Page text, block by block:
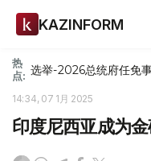
KAZINFORM
热
点: 选举-2026总统府任免
14:34, 07 1月 2025
印度尼西亚成为